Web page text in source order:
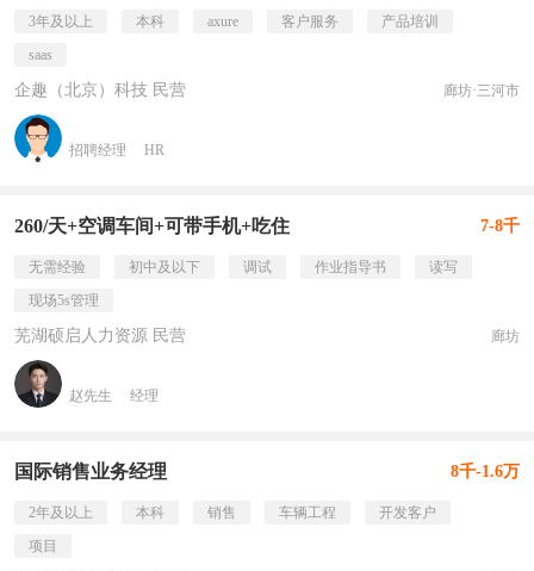
3年及以上 本科 axure 客户服务
产品培训
saas
企趣（北京）科技 民营 廊坊·三河市
招聘经理 HR
260/天+空调车间+可带手机+吃住 7-8千
无需经验 初中及以下 调试 作业指导书
读写
现场5s管理
芜湖硕启人力资源 民营 廊坊
赵先生 经理
国际销售业务经理 8千-1.6万
2年及以上 本科 销售 车辆工程
开发客户
项目